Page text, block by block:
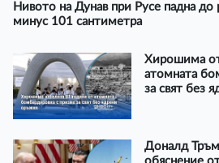
Нивото на Дунав при Русе падна до
минус 101 сантиметра
Хирошима
атомната
за свят без
Доналд